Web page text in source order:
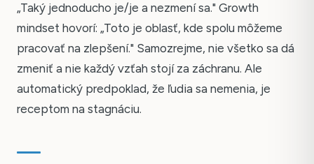
„Taký jednoducho je/je a nezmení sa." Growth
mindset hovorí: „Toto je oblasť, kde spolu môžeme
pracovať na zlepšení." Samozrejme, nie všetko sa dá
zmeniť a nie každý vzťah stojí za záchranu. Ale
automatický predpoklad, že ľudia sa nemenia, je
receptom na stagnáciu.